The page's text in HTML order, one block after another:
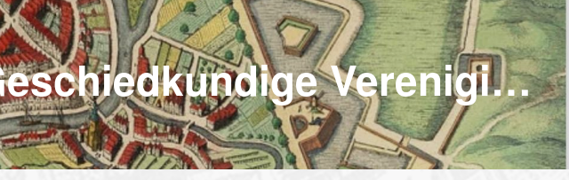
Toekomst van de Erfgoed- en Geschiedkundige Vereniging Breda en ommeland